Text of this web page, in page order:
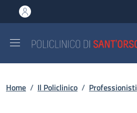
al contenuto principale
to footer content
Briciole di pane
Home / Il Policlinico / Professionisti